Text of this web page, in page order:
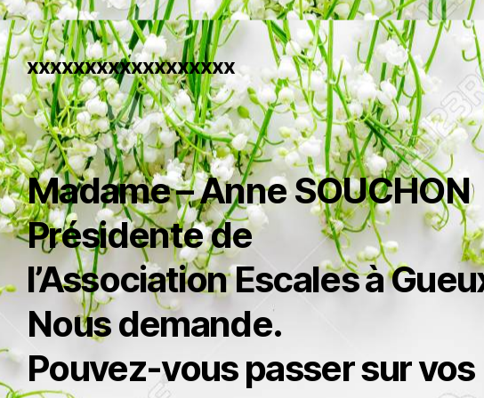
xxxxxxxxxxxxxxxxxx
Madame – Anne SOUCHON
Présidente de
l’Association Escales à
Nous demande.
Pouvez-vous passer sur vos